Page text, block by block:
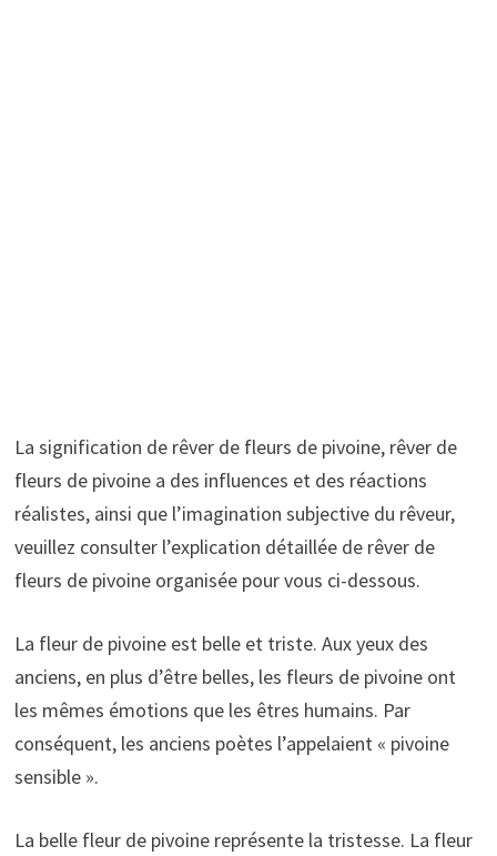
La signification de rêver de fleurs de pivoine, rêver de
fleurs de pivoine a des influences et des réactions
réalistes, ainsi que l’imagination subjective du rêveur,
veuillez consulter l’explication détaillée de rêver de
fleurs de pivoine organisée pour vous ci-dessous.
La fleur de pivoine est belle et triste. Aux yeux des
anciens, en plus d’être belles, les fleurs de pivoine ont
les mêmes émotions que les êtres humains. Par
conséquent, les anciens poètes l’appelaient « pivoine
sensible ».
La belle fleur de pivoine représente la tristesse. La fleur